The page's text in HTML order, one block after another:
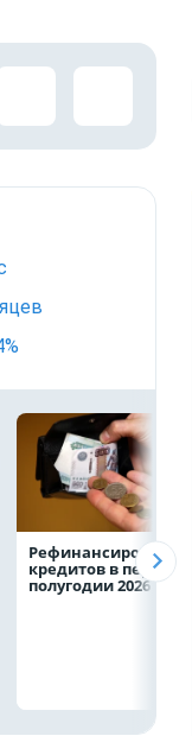
Рефинансирование
кредитов в первом
полугодии 2026 года